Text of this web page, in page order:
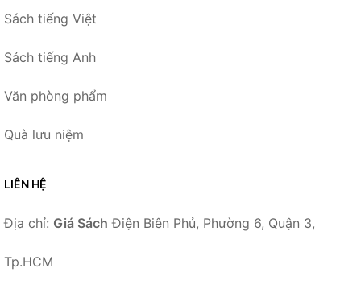
Sách tiếng Việt
Sách tiếng Anh
Văn phòng phẩm
Quà lưu niệm
LIÊN HỆ
Địa chỉ: Giá Sách Điện Biên Phủ, Phường 6, Quận 3,
Tp.HCM